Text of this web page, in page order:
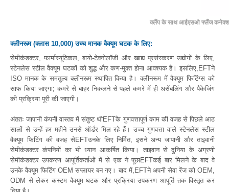
क्लैंप के साथ आईएसओ फ्लैंज
क्लीनरूम (क्लास 10,000) उच्च मानक वैक्यूम घटक के लिए:
सेमीकंडक्टर, फार्मास्यूटिकल, बायो-टेक्नोलॉजी और खाद्य प्रसंस्करण उद्योगों के लिए,
स्टेनलेस स्टील वैक्यूम घटकों को शुद्ध और कण-मुक्त होना आवश्यक है। इसलिए,EFTने
ISO मानक के समतुल्य क्लीनरूम स्थापित किया है। क्लीनरूम में वैक्यूम फिटिंग्स को
साफ किया जाएगा; कमरे से बाहर निकलने से पहले कमरे में ही असेंबलिंग और पैकेजिंग
की प्रक्रिया पूरी की जाएगी।
अंततः जापानी कंपनी वास्तव में संतुष्ट थीEFTके गुणवत्तापूर्ण काम की वजह से पिछले आठ
सालों से उन्हें हर महीने उनसे ऑर्डर मिल रहे हैं। उच्च गुणवत्ता वाले स्टेनलेस स्टील
वैक्यूम फिटिंग की वजह सेEFTउनके लिए निर्मित, इसने अन्य जापानी और ताइवानी
सेमीकंडक्टर कंपनियों का भी ध्यान आकर्षित किया। ताइवान से दुनिया के अग्रणी
सेमीकंडक्टर उपकरण आपूर्तिकर्ताओं में से एक ने पूछाEFTकई बार मिलने के बाद वे
उनके वैक्यूम फिटिंग OEM सप्लायर बन गए। बाद में,EFTने अपनी सेवा रेंज को OEM,
ODM से लेकर कस्टम वैक्यूम घटक और प्रक्रिया उपकरण आपूर्ति तक विस्तृत कर